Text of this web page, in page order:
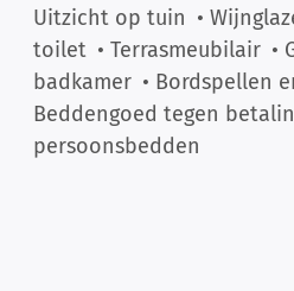
Uitzicht op tuin •
toilet • Terrasmeubilair •
badkamer • Bordspellen
Beddengoed tegen
persoonsbedden